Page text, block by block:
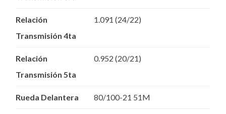
Relación
Transmisión 4ta
1.091 (24/22)
Relación
Transmisión 5ta
0.952 (20/21)
Rueda Delantera 80/100-21 51M